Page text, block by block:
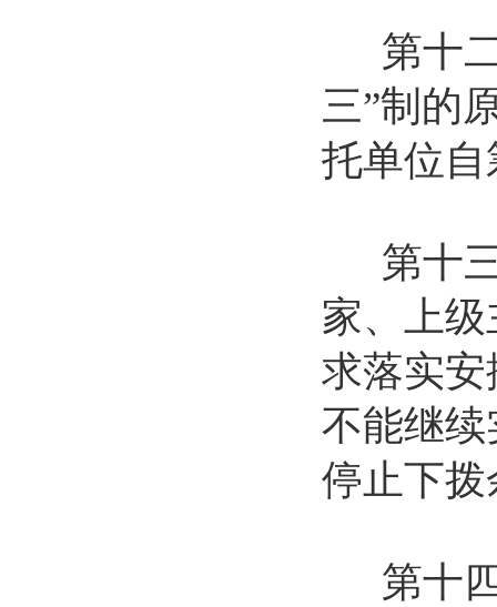
第十二
三”制的
托单位
第十三
家、上
求落实
不能继
停止下
第十四